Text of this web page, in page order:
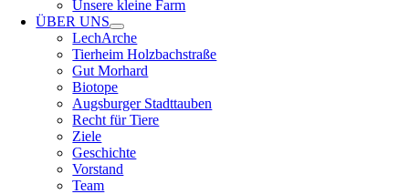
Unsere kleine Farm
ÜBER UNS
LechArche
Tierheim Holzbachstraße
Gut Morhard
Biotope
Augsburger Stadttauben
Recht für Tiere
Ziele
Geschichte
Vorstand
Team